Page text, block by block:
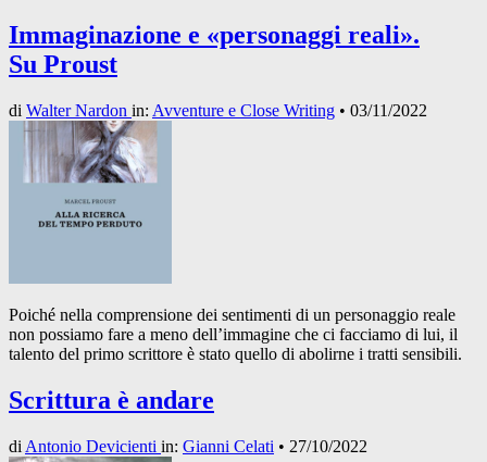
Immaginazione e «personaggi reali».
Su Proust
di Walter Nardon in: Avventure e Close Writing • 03/11/2022
Poiché nella comprensione dei sentimenti di un personaggio reale
non possiamo fare a meno dell’immagine che ci facciamo di lui, il
talento del primo scrittore è stato quello di abolirne i tratti sensibili.
Scrittura è andare
di Antonio Devicienti in: Gianni Celati • 27/10/2022